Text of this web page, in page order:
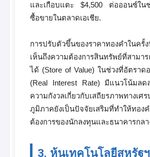
และเกือบแตะ $4,500 ต่อออนซ์ใน
ซื้อขายในตลาดเอเชีย.
การปรับตัวขึ้นของราคาทองคำในครั้
เห็นถึงความต้องการสินทรัพย์ที่สามา
ได้ (Store of Value) ในช่วงที่อัตราด
(Real Interest Rate) มีแนวโน้มลด
ความกังวลเกี่ยวกับเสถียรภาพทางเศ
ภูมิภาคยังเป็นปัจจัยเสริมที่ทำให้ทองค
ต้องการของนักลงทุนและธนาคารกลา
3. หุ้นเทคโนโลยีสหรัฐ